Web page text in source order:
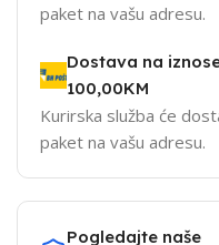
paket na vašu adresu.
Dostava na
100,00KM
Kurirska služba će
paket na vašu adresu.
Pogledajte naše